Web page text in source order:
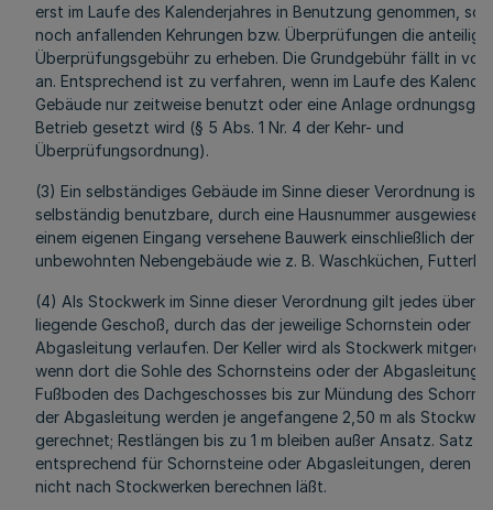
erst im Laufe des Kalenderjahres in Benutzung genommen, so
noch anfallenden Kehrungen bzw. Überprüfungen die anteilige
Überprüfungsgebühr zu erheben. Die Grundgebühr fällt in
an. Entsprechend ist zu verfahren, wenn im Laufe des
Gebäude nur zeitweise benutzt oder eine Anlage
Betrieb gesetzt wird (§ 5 Abs. 1 Nr. 4 der Kehr- und
Überprüfungsordnung).
(3) Ein selbständiges Gebäude im Sinne dieser Verordnung ist
selbständig benutzbare, durch eine Hausnummer
einem eigenen Eingang versehene Bauwerk einschließlich der
unbewohnten Nebengebäude wie z. B. Waschküchen,
(4) Als Stockwerk im Sinne dieser Verordnung gilt jedes über
liegende Geschoß, durch das der jeweilige Schornstein oder
Abgasleitung verlaufen. Der Keller wird als Stockwerk
wenn dort die Sohle des Schornsteins oder der Abgasleitung
Fußboden des Dachgeschosses bis zur Mündung des
der Abgasleitung werden je angefangene 2,50 m als
gerechnet; Restlängen bis zu 1 m bleiben außer Ansatz. Satz 3
entsprechend für Schornsteine oder Abgasleitungen, deren
nicht nach Stockwerken berechnen läßt.